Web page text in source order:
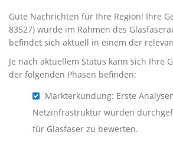
Gute Nachrichten für Ihre Region! Ihre
83527) wurde im Rahmen des
befindet sich aktuell in einem der
Je nach aktuellem Status kann sich Ihre
der folgenden Phasen befinden:
Markterkundung: Erste
Netzinfrastruktur wurden
für Glasfaser zu bewerten.